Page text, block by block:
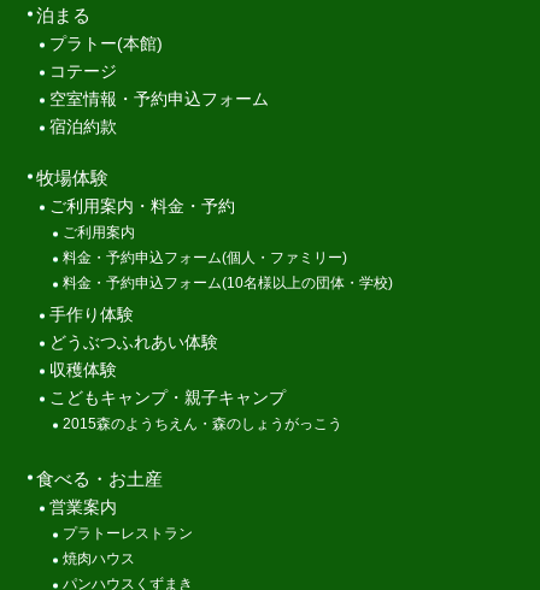
泊まる
プラトー(本館)
コテージ
空室情報・予約申込フォーム
宿泊約款
牧場体験
ご利用案内・料金・予約
ご利用案内
料金・予約申込フォーム(個人・ファミリー)
料金・予約申込フォーム(10名様以上の団体・学校)
手作り体験
どうぶつふれあい体験
収穫体験
こどもキャンプ・親子キャンプ
2015森のようちえん・森のしょうがっこう
食べる・お土産
営業案内
プラトーレストラン
焼肉ハウス
パンハウスくずまき